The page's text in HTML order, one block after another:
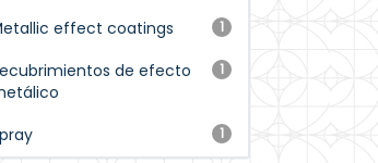
1
effect coatings
1
de efecto
1